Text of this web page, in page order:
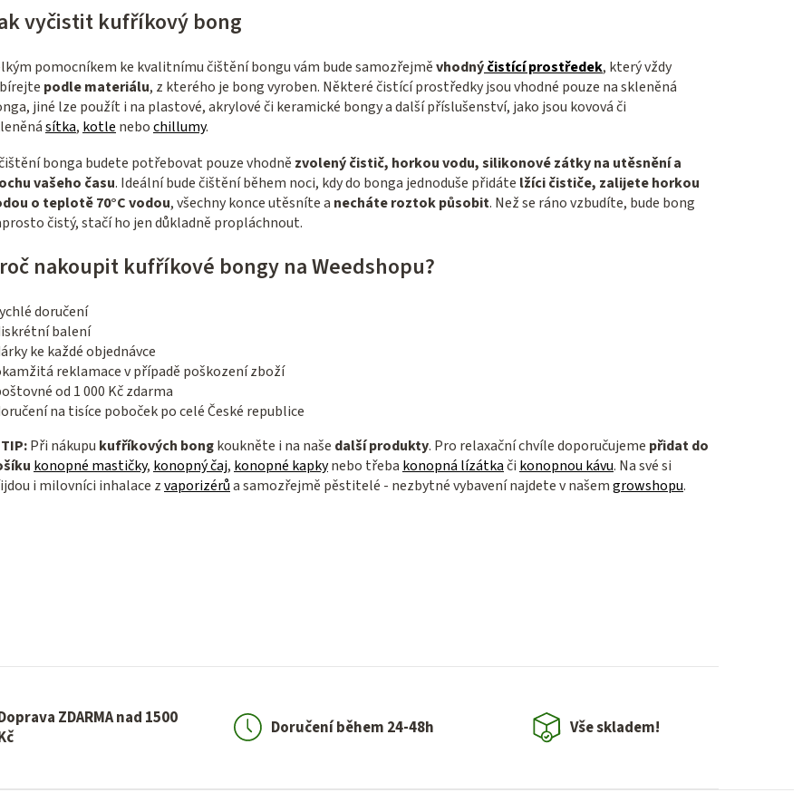
vyčistit kufříkový bong
pomocníkem ke kvalitnímu čištění bongu vám bude samozřejměvhodnýčistící prostředek, který vždy
podle materiálu, z kterého je bong vyroben. Některé čistící prostředky jsou vhodné pouze na skleněná
jiné lze použít i na plastové, akrylové či keramické bongy a další příslušenství, jako jsou kovová či
sítka, kotle nebochillumy.
bonga budete potřebovat pouze vhodně zvolený čistič, horkou vodu, silikonové zátky na utěsnění a
vašeho času. Ideální bude čištění během noci, kdy do bonga jednoduše přidáte lžíci čističe, zalijete horkou
o teplotě 70°C vodou, všechny konce utěsníte a necháte roztok působit. Než se ráno vzbudíte, bude bong
čistý, stačí ho jen důkladně propláchnout.
nakoupit kufříkové bongy na Weedshopu?
doručení
balení
ke každé objednávce
reklamace v případě poškození zboží
od 1 000 Kč zdarma
na tisíce poboček po celé České republice
TIP:Při nákupu kufříkových bongkoukněte i na naše další produkty. Pro relaxační chvíle doporučujeme přidat do
konopné mastičky, konopný čaj, konopné kapkynebo třeba konopná lízátkači konopnou kávu. Na své si
i milovníci inhalace zvaporizérůa samozřejmě pěstitelé - nezbytné vybavení najdete v našemgrowshopu.
ZDARMA nad 1500
Doručení během 24-48h Vše skladem!